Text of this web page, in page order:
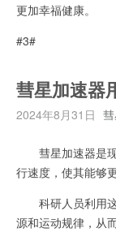
更加幸福健康。
#3#
彗星加速器
2024年8月31日
彗星加速器是现
行速度，使其能够
科研人员利用这
源和运动规律，从